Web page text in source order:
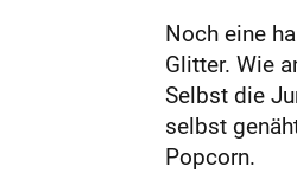
Noch eine
Glitter. Wie
Selbst die
selbst
Popcorn.